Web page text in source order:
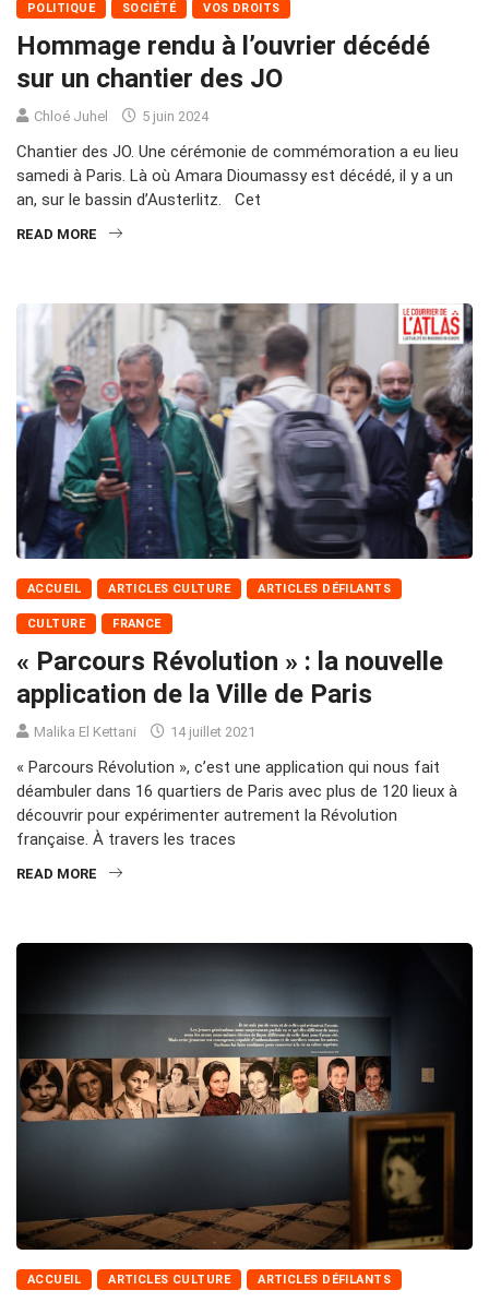
POLITIQUE SOCIÉTÉ VOS DROITS
Hommage rendu à l’ouvrier décédé
sur un chantier des JO
Chloé Juhel 5 juin 2024
Chantier des JO. Une cérémonie de commémoration a eu lieu
samedi à Paris. Là où Amara Dioumassy est décédé, il y a un
an, sur le bassin d’Austerlitz. Cet
READ MORE
ACCUEIL ARTICLES CULTURE ARTICLES DÉFILANTS
CULTURE FRANCE
« Parcours Révolution » : la nouvelle
application de la Ville de Paris
Malika El Kettani 14 juillet 2021
« Parcours Révolution », c’est une application qui nous fait
déambuler dans 16 quartiers de Paris avec plus de 120 lieux à
découvrir pour expérimenter autrement la Révolution
française. À travers les traces
READ MORE
ACCUEIL ARTICLES CULTURE ARTICLES DÉFILANTS